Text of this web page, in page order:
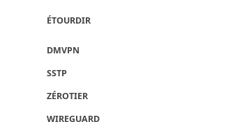
ÉTOURDIR
DMVPN
SSTP
ZÉROTIER
WIREGUARD